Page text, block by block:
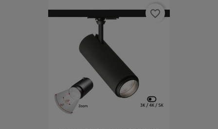
favorite_border